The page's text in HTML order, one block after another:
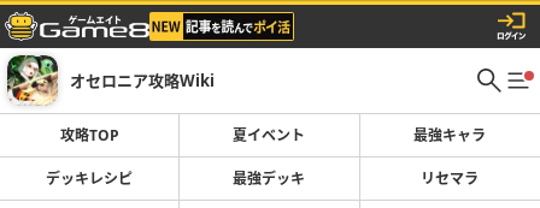
オセロニア攻略Wiki
攻略TOP 夏イベント 最強キャラ
デッキレシピ 最強デッキ リセマラ